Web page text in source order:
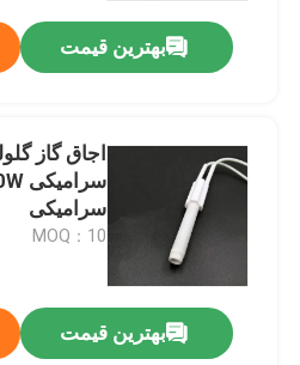
بهترین قیمت
اجاق گاز
سرامیکی
MOQ：10
بهترین قیمت